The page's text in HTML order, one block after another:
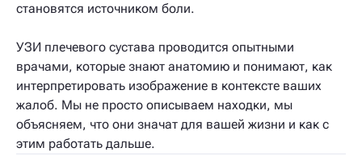
становятся источником боли.
УЗИ плечевого сустава проводится опытными
врачами, которые знают анатомию и понимают, как
интерпретировать изображение в контексте ваших
жалоб. Мы не просто описываем находки, мы
объясняем, что они значат для вашей жизни и как с
этим работать дальше.